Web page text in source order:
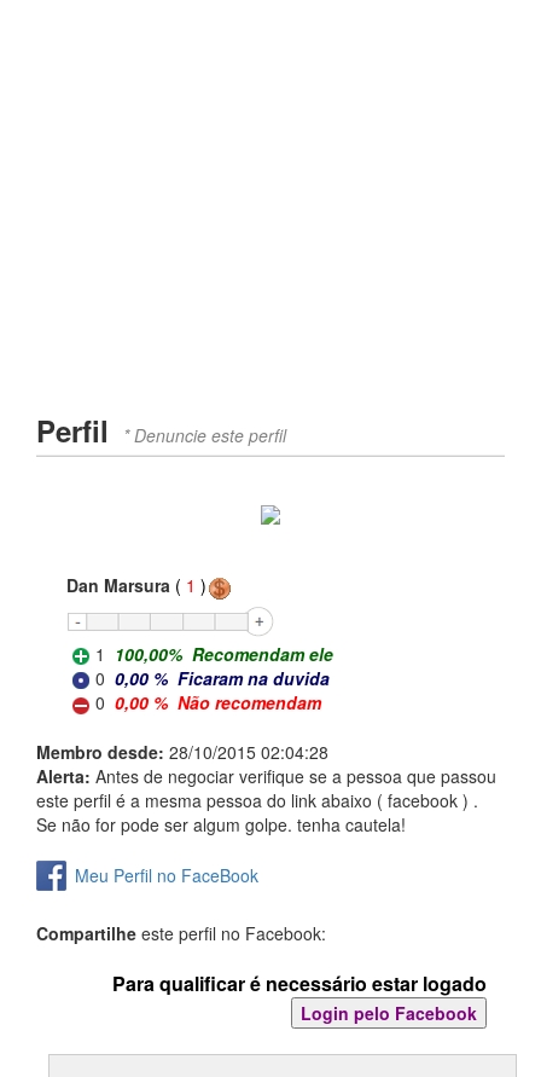
Perfil * Denuncie este perfil
Dan Marsura ( 1 )
1 100,00% Recomendam ele
0 0,00 % Ficaram na duvida
0 0,00 % Não recomendam
Membro desde: 28/10/2015 02:04:28
Alerta: Antes de negociar verifique se a pessoa que passou
este perfil é a mesma pessoa do link abaixo ( facebook ) .
Se não for pode ser algum golpe. tenha cautela!
Meu Perfil no FaceBook
Compartilhe este perfil no Facebook:
Para qualificar é necessário estar logado